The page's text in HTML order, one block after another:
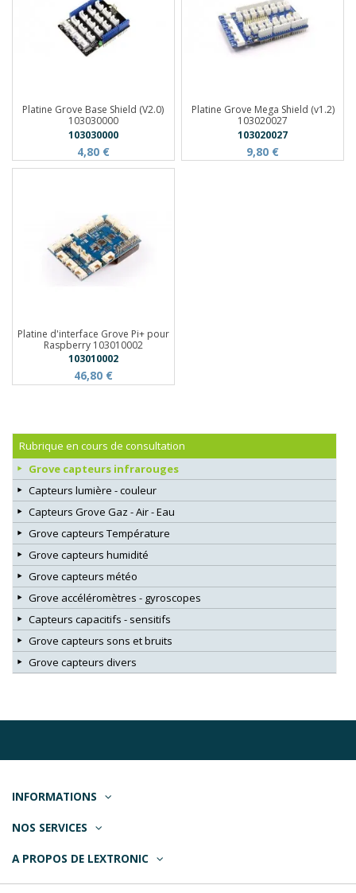
Platine Grove Base Shield (V2.0)
103030000
103030000
4,80 €
Platine Grove Mega Shield (v1.2)
103020027
103020027
9,80 €
Platine d'interface Grove Pi+ pour
Raspberry 103010002
103010002
46,80 €
Rubrique en cours de consultation
Grove capteurs infrarouges
Capteurs lumière - couleur
Capteurs Grove Gaz - Air - Eau
Grove capteurs Température
Grove capteurs humidité
Grove capteurs météo
Grove accéléromètres - gyroscopes
Capteurs capacitifs - sensitifs
Grove capteurs sons et bruits
Grove capteurs divers
INFORMATIONS
NOS SERVICES
A PROPOS DE LEXTRONIC